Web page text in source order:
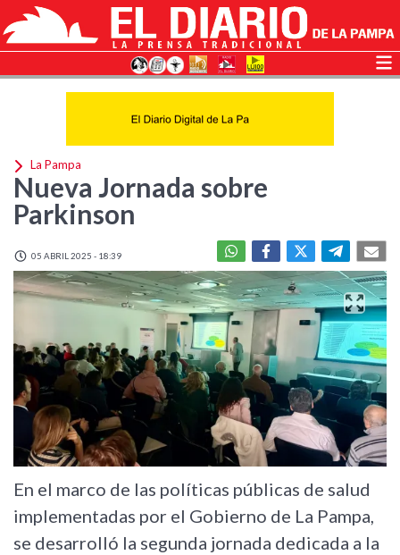
La Pampa
Nueva Jornada sobre
Parkinson
05 ABRIL 2025 - 18:39
En el marco de las políticas públicas de salud
implementadas por el Gobierno de La Pampa,
se desarrolló la segunda jornada dedicada a la